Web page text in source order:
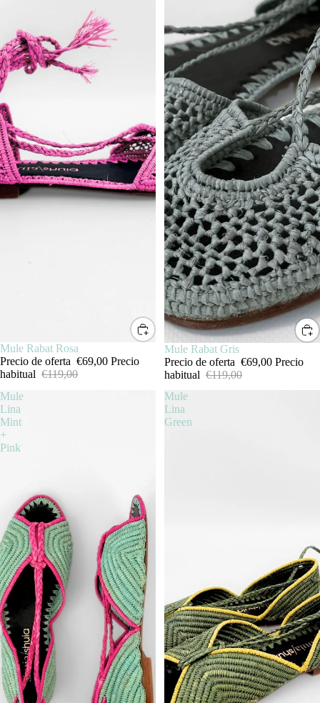
SALE
Mule Rabat Rosa
Precio de oferta €69,00 Precio
habitual €119,00
SALE
Mule Rabat Gris
Precio de oferta €69,00 Precio
habitual €119,00
Mule
Lina
Mint
+
Pink
Mule
Lina
Green